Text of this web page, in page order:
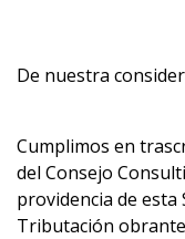
De nuestra
Cumplimos en
del Consejo
providencia de esta
Tributación